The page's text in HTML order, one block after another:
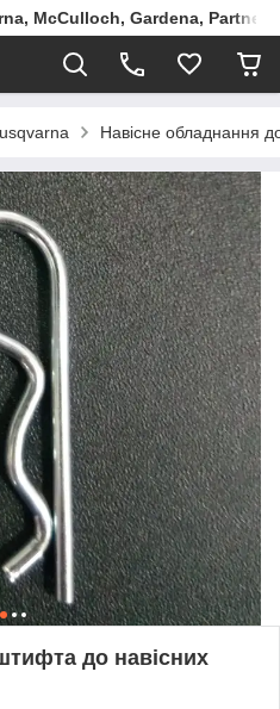
McCulloch, Gardena, Partner
Навісне обладнання
до навісних